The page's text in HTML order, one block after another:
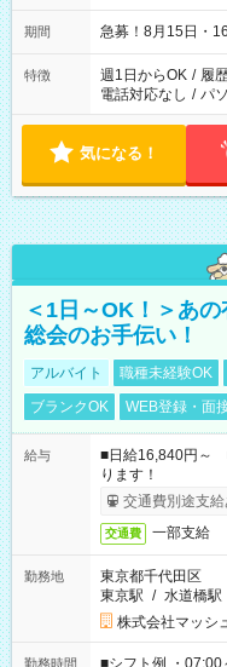
期間 急募！8月15日・
特徴 週1日からOK / 履
電話対応なし / パ
気になる！
＜1日～OK！＞あ
総会のお手伝い！
アルバイト 職種未経験OK
ブランクOK
WEB登録・面
給与
■日給16,840円～
ります！
交通費別途支給
交通費 一部支給
勤務地
東京都千代田区
東京駅 / 水道橋駅
株式会社マッシ
勤務時間
■シフト例 ・07:00